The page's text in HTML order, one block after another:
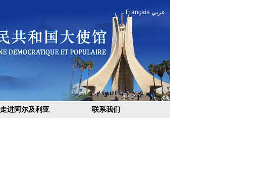
Français عربي
走进阿尔及利亚 联系我们